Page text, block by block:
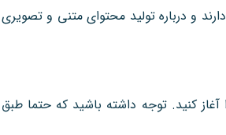
و درباره تولید محتوای متنی و تصویری
آغاز کنید. توجه داشته باشید که حتما طبق